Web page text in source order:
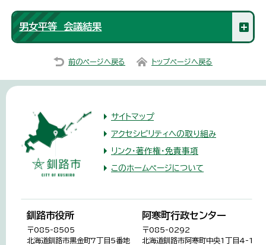
男女平等 会議結果
前のページへ戻る トップページへ戻る
サイトマップ
アクセシビリティへの取り組み
リンク・著作権・免責事項
このホームページについて
釧路市役所
〒085-8505
北海道釧路市黒金町7丁目5番地
阿寒町行政センター
〒085-0292
北海道釧路市阿寒町中央1丁目4-1